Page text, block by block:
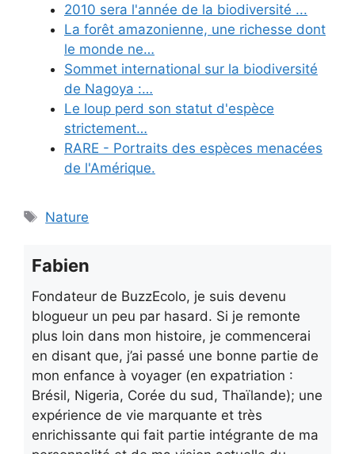
2010 sera l'année de la biodiversité ...
La forêt amazonienne, une richesse dont
le monde ne…
Sommet international sur la biodiversité
de Nagoya :…
Le loup perd son statut d'espèce
strictement…
RARE - Portraits des espèces menacées
de l'Amérique.
Étiquettes
Nature
Fabien
Fondateur de BuzzEcolo, je suis devenu
blogueur un peu par hasard. Si je remonte
plus loin dans mon histoire, je commencerai
en disant que, j’ai passé une bonne partie de
mon enfance à voyager (en expatriation :
Brésil, Nigeria, Corée du sud, Thaïlande); une
expérience de vie marquante et très
enrichissante qui fait partie intégrante de ma